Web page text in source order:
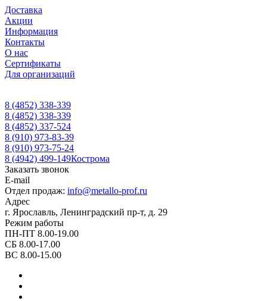
Доставка
Акции
Информация
Контакты
О нас
Сертификаты
Для организаций
8 (4852) 338-339
8 (4852) 338-339
8 (4852) 337-524
8 (910) 973-83-39
8 (910) 973-75-24
8 (4942) 499-149Кострома
Заказать звонок
E-mail
Отдел продаж: info@metallo-prof.ru
Адрес
г. Ярославль, Ленинградский пр-т, д. 29
Режим работы
ПН-ПТ 8.00-19.00
СБ 8.00-17.00
ВС 8.00-15.00